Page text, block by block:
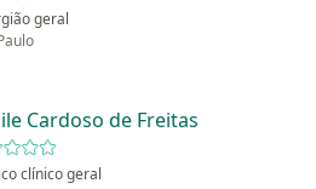
geral
Cardoso de Freitas
clínico geral